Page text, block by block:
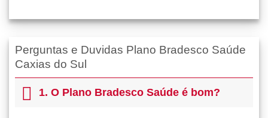
Perguntas e Duvidas Plano Bradesco Saúde
Caxias do Sul
1. O Plano Bradesco Saúde é bom?